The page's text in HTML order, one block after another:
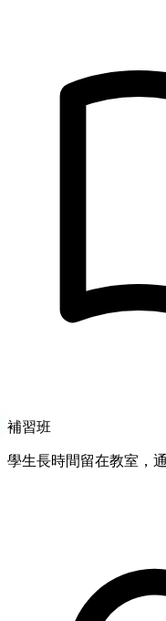
補習班
學生長時間留在教室，